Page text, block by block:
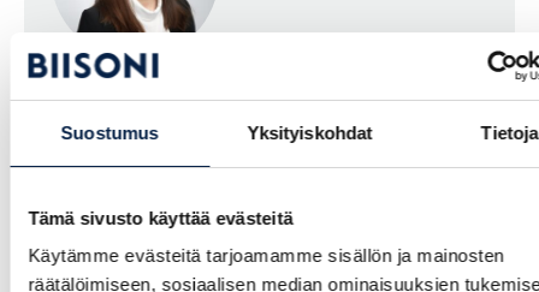
Suostumus Yksityiskohdat Tietoja
Tämä sivusto käyttää evästeitä
Käytämme evästeitä tarjoamamme sisällön ja mainosten
räätälöimiseen, sosiaalisen median ominaisuuksien
Matleena Murto